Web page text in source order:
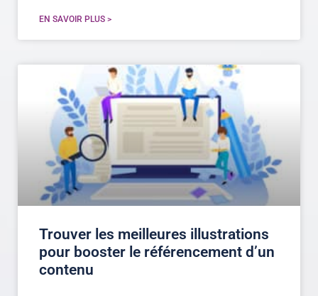
EN SAVOIR PLUS >
Trouver les meilleures illustrations
pour booster le référencement d’un
contenu